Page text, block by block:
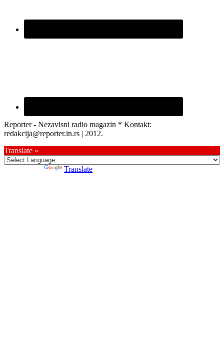
Reporter - Nezavisni radio magazin * Kontakt:
redakcija@reporter.in.rs | 2012.
Translate »
Translate